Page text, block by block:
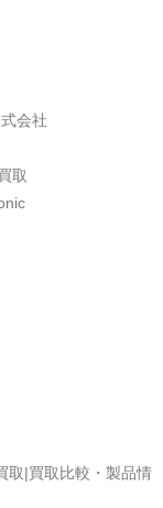
会社
取
取|買取比較・製品情